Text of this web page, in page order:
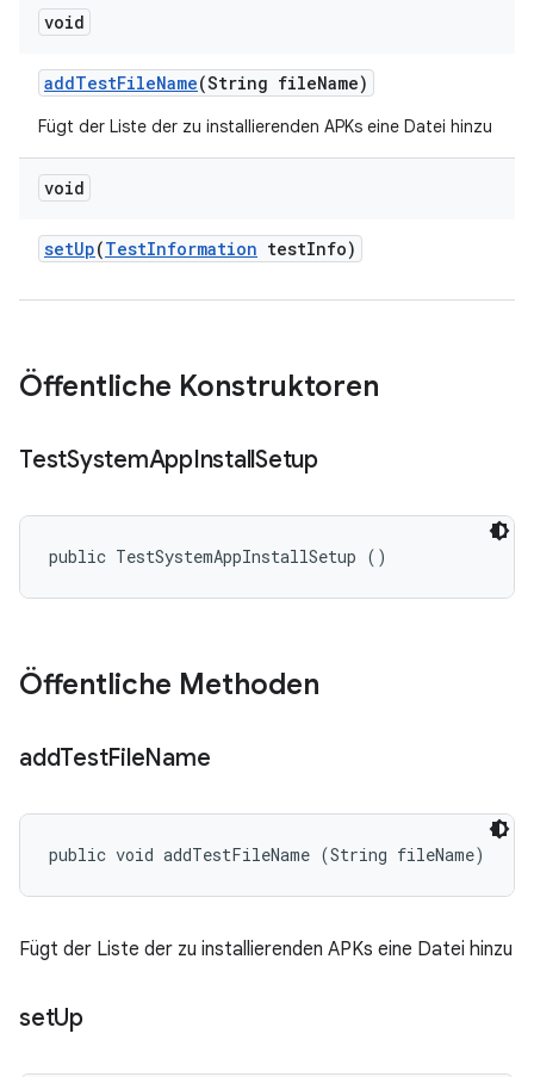
void
addTestFileName(String fileName)
Fügt der Liste der zu installierenden APKs eine Datei hinzu
void
setUp(TestInformation testInfo)
Öffentliche Konstruktoren
TestSystemAppInstallSetup
public TestSystemAppInstallSetup ()
Öffentliche Methoden
addTestFileName
public void addTestFileName (String fileName)
Fügt der Liste der zu installierenden APKs eine Datei hinzu
setUp